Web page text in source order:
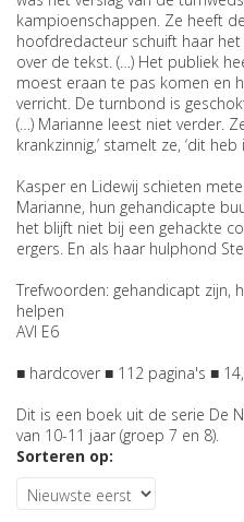
kampioenschappen. Ze heeft
hoofdredacteur schuift haar het
over de tekst. (…) Het publiek
moest eraan te pas komen en
verricht. De turnbond is
(…) Marianne leest niet verder.
krankzinnig,’ stamelt ze, ‘dit heb
Kasper en Lidewij schieten
Marianne, hun gehandicapte
het blijft niet bij een gehackte
ergers. En als haar hulphond
Trefwoorden: gehandicapt zijn,
helpen
AVI E6
■ hardcover ■ 112 pagina's ■
Dit is een boek uit de serie De
van 10-11 jaar (groep 7 en 8).
Sorteren op: